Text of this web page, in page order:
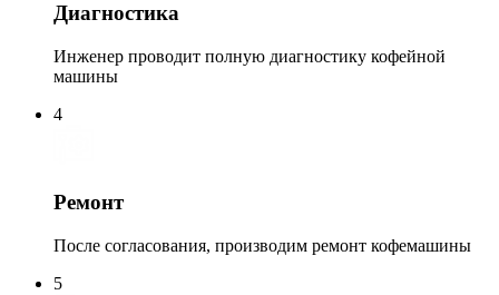
Диагностика
Инженер проводит полную диагностику кофейной
машины
4
Ремонт
После согласования, производим ремонт кофемашины
5